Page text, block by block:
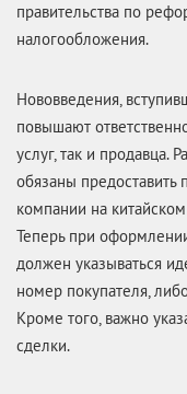
правительства по
налогообложения.
Нововведения,
повышают
услуг, так и продавца.
обязаны
компании на
Теперь при
должен указываться
номер покупателя,
Кроме того, важно
сделки.